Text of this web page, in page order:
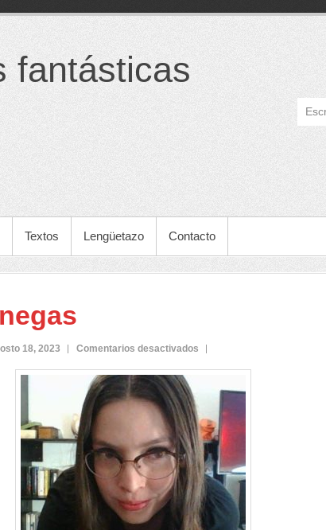
fantásticas
Textos Lengüetazo Contacto
18, 2023 Comentarios desactivados en